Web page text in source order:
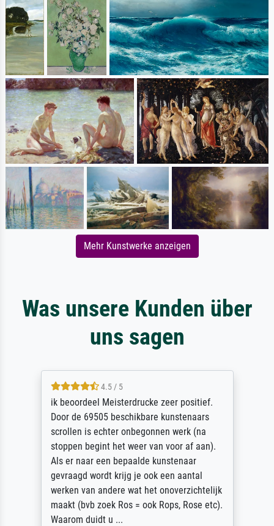
Mehr Kunstwerke anzeigen
Was unsere Kunden über
uns sagen
4.5 / 5
ik beoordeel Meisterdrucke zeer positief.
Door de 69505 beschikbare kunstenaars
scrollen is echter onbegonnen werk (na
stoppen begint het weer van voor af aan).
Als er naar een bepaalde kunstenaar
gevraagd wordt krijg je ook een aantal
werken van andere wat het onoverzichtelijk
maakt (bvb zoek Ros = ook Rops, Rose etc).
Waarom duidt u ...